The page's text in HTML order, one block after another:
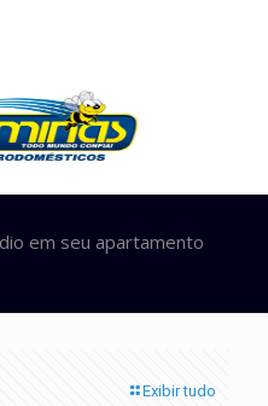
em seu apartamento
Exibir tudo